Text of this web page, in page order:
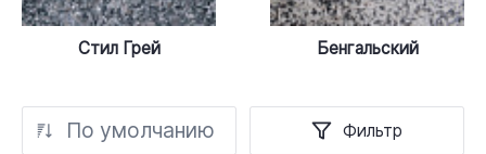
Стил Грей Бенгальский
По умолчанию Фильтр